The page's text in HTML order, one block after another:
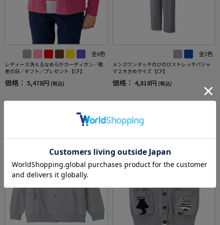
全6色
レディース洗えるなめらかカーディガン／敬
老の日／ギフト／プレゼント【CF】
価格： 5,478円 (税込)
全2色
メンズワンタッチのびのびストレッチパジャ
マ２大きめサイズ【CF】
価格： 4,818円 (税込)